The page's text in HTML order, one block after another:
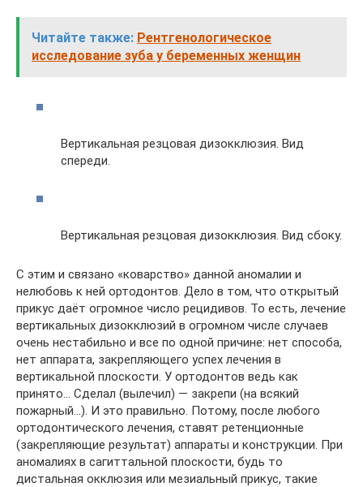
Читайте также: Рентгенологическое
исследование зуба у беременных женщин
Вертикальная резцовая дизокклюзия. Вид
спереди.
Вертикальная резцовая дизокклюзия. Вид сбоку.
С этим и связано «коварство» данной аномалии и
нелюбовь к ней ортодонтов. Дело в том, что открытый
прикус даёт огромное число рецидивов. То есть, лечение
вертикальных дизокклюзий в огромном числе случаев
очень нестабильно и все по одной причине: нет способа,
нет аппарата, закрепляющего успех лечения в
вертикальной плоскости. У ортодонтов ведь как
принято… Сделал (вылечил) — закрепи (на всякий
пожарный…). И это правильно. Потому, после любого
ортодонтического лечения, ставят ретенционные
(закрепляющие результат) аппараты и конструкции. При
аномалиях в сагиттальной плоскости, будь то
дистальная окклюзия или мезиальный прикус, такие